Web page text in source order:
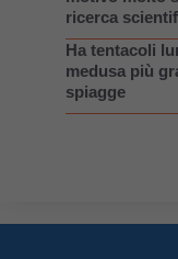
ricerca
Ha tentacoli
medusa più
spiagge